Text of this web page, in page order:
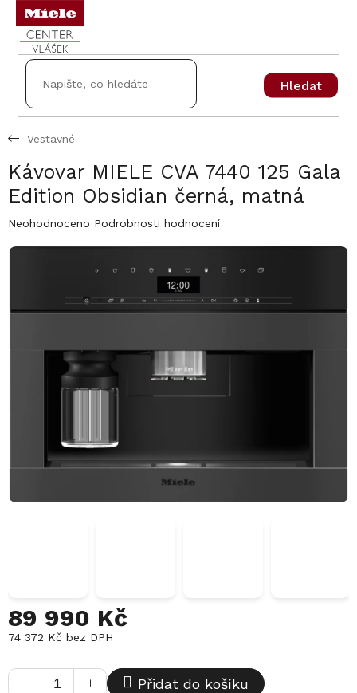
Přejít
obsah
Hledat
Vestavné
Kávovar MIELE CVA 7440 125 Gala
Edition Obsidian černá, matná
Průměrné
produktu
5
Neohodnoceno Podrobnosti hodnocení
89 990 Kč
74 372 Kč bez DPH
cena:
+
− Přidat do košíku